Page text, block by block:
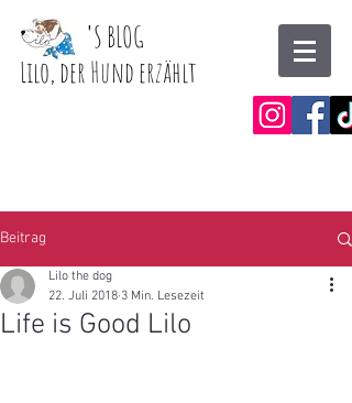
'S BLOG
Lilo, der Hund erzählt
Beitrag
Life is Good Lilo
Lilo the dog
22. Juli 2018 3 Min. Lesezeit